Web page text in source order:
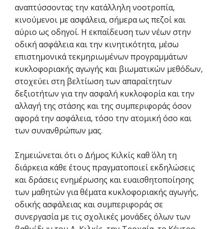
αναπτύσσοντας την κατάλληλη νοοτροπία,
κινούμενοι με ασφάλεια, σήμερα ως πεζοί και
αύριο ως οδηγοί. Η εκπαίδευση των νέων στην
οδική ασφάλεια και την κινητικότητα, μέσω
επιστημονικά τεκμηριωμένων προγραμμάτων
κυκλοφοριακής αγωγής και βιωματικών μεθόδων,
στοχεύει στη βελτίωση των απαραίτητων
δεξιοτήτων για την ασφαλή κυκλοφορία και την
αλλαγή της στάσης και της συμπεριφοράς όσον
αφορά την ασφάλεια, τόσο την ατομική όσο και
των συνανθρώπων μας.
Σημειώνεται ότι ο Δήμος Κιλκίς καθ΄ όλη τη
διάρκεια κάθε έτους πραγματοποιεί εκδηλώσεις
και δράσεις ενημέρωσης και ευαισθητοποίησης
των μαθητών για θέματα κυκλοφοριακής αγωγής,
οδικής ασφάλειας και συμπεριφοράς σε
συνεργασία με τις σχολικές μονάδες όλων των